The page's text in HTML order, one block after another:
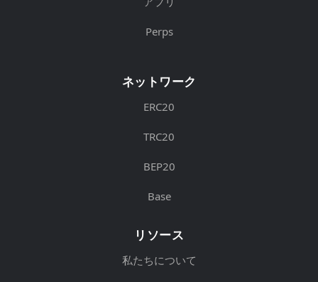
Perps
ネットワーク
ERC20
TRC20
BEP20
Base
リソース
私たちについて